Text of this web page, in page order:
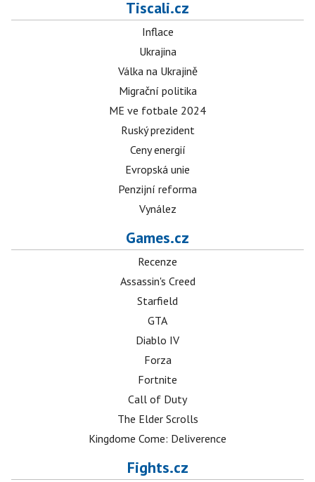
Tiscali.cz
Inflace
Ukrajina
Válka na Ukrajině
Migrační politika
ME ve fotbale 2024
Ruský prezident
Ceny energií
Evropská unie
Penzijní reforma
Vynález
Games.cz
Recenze
Assassin's Creed
Starfield
GTA
Diablo IV
Forza
Fortnite
Call of Duty
The Elder Scrolls
Kingdome Come: Deliverence
Fights.cz